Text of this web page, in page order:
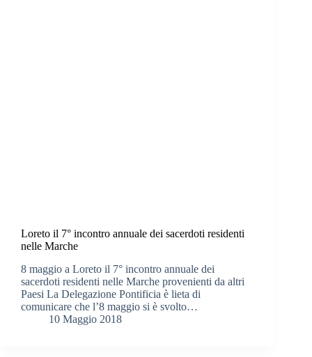
Loreto il 7° incontro annuale dei sacerdoti residenti
nelle Marche
8 maggio a Loreto il 7° incontro annuale dei
sacerdoti residenti nelle Marche provenienti da altri
Paesi La Delegazione Pontificia è lieta di
comunicare che l’8 maggio si è svolto…
10 Maggio 2018